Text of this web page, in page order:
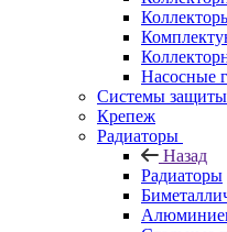
Насосные
Системы защиты
Крепеж
Радиаторы
Назад
Радиаторы